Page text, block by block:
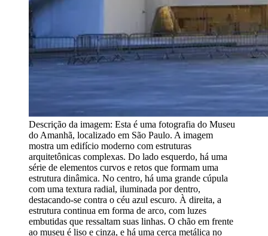
Descrição da imagem: Esta é uma fotografia do Museu
do Amanhã, localizado em São Paulo. A imagem
mostra um edifício moderno com estruturas
arquitetônicas complexas. Do lado esquerdo, há uma
série de elementos curvos e retos que formam uma
estrutura dinâmica. No centro, há uma grande cúpula
com uma textura radial, iluminada por dentro,
destacando-se contra o céu azul escuro. À direita, a
estrutura continua em forma de arco, com luzes
embutidas que ressaltam suas linhas. O chão em frente
ao museu é liso e cinza, e há uma cerca metálica no